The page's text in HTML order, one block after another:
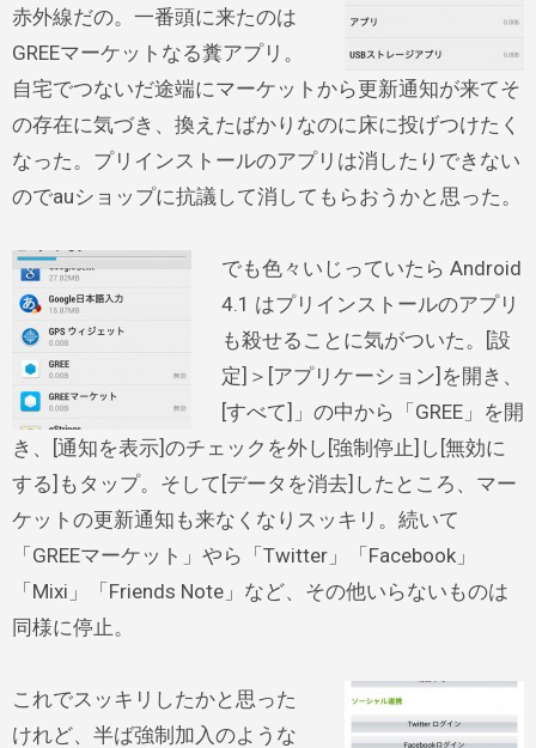
赤外線だの。一番頭に来たのは
GREEマーケットなる糞アプリ。
自宅でつないだ途端にマーケットから更新通知が来てそ
の存在に気づき、換えたばかりなのに床に投げつけたく
なった。プリインストールのアプリは消したりできない
のでauショップに抗議して消してもらおうかと思った。
でも色々いじっていたら Android
4.1 はプリインストールのアプリ
も殺せることに気がついた。[設
定]＞[アプリケーション]を開き、
[すべて]」の中から「GREE」を開
き、[通知を表示]のチェックを外し[強制停止]し[無効に
する]もタップ。そして[データを消去]したところ、マー
ケットの更新通知も来なくなりスッキリ。続いて
「GREEマーケット」やら「Twitter」「Facebook」
「Mixi」「Friends Note」など、その他いらないものは
同様に停止。
これでスッキリしたかと思った
けれど、半ば強制加入のような